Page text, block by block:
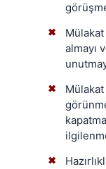
✖
almayı
✖
✖